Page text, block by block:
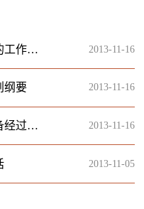
朱九思在第一次党员大会上的工作报告 2013-11-16
纲要 2013-11-16
华中工学院的基本任务、筹备经过和当前工作 2013-11-16
2013-11-05